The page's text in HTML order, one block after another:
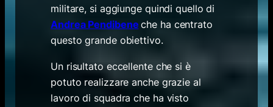
militare, si aggiunge quindi quello di
Andrea Pendibene che ha centrato
questo grande obiettivo.
Un risultato eccellente che si è
potuto realizzare anche grazie al
lavoro di squadra che ha visto